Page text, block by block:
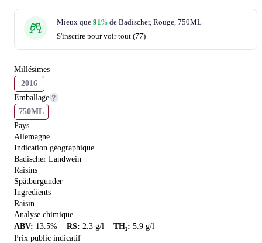
Mieux que 91% de Badischer, Rouge, 750ML
S'inscrire pour voir tout (77)
Millésimes
2016
Emballage
750ML
Pays
Allemagne
Indication géographique
Badischer Landwein
Raisins
Spätburgunder
Ingredients
Raisin
Analyse chimique
ABV: 13.5% RS: 2.3 g/l TH₂: 5.9 g/l
Prix public indicatif